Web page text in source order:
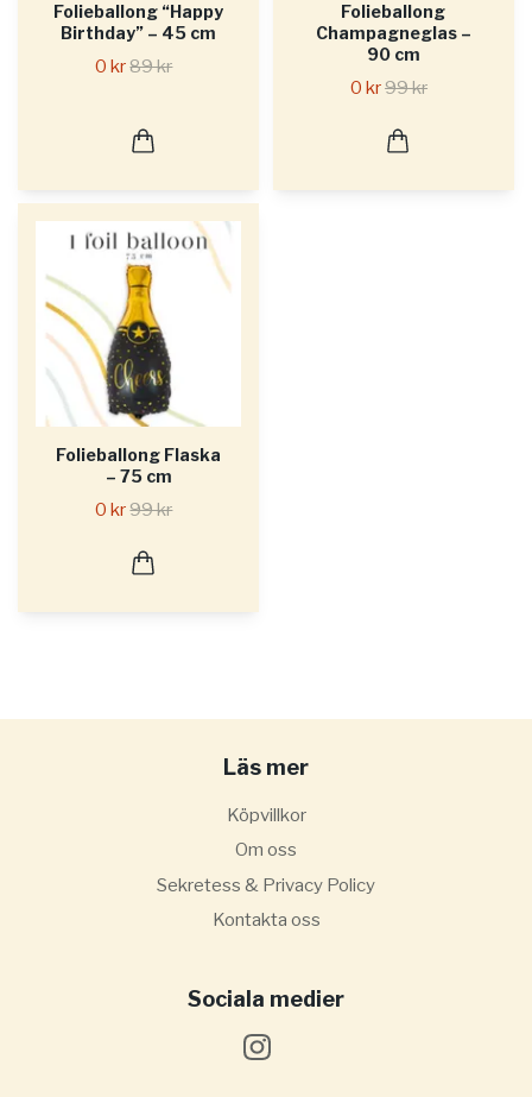
Folieballong “Happy
Birthday” – 45 cm
0 kr89 kr
Folieballong
Champagneglas –
90 cm
0 kr99 kr
Folieballong Flaska
– 75 cm
0 kr99 kr
Läs mer
Köpvillkor
Om oss
Sekretess & Privacy Policy
Kontakta oss
Sociala medier